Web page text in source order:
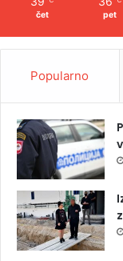
čet pet
Popularno